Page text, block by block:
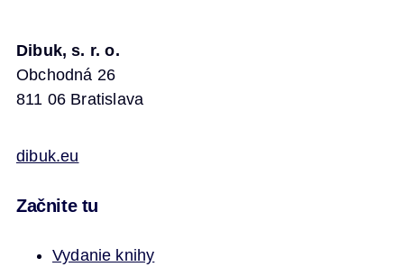
Dibuk, s. r. o.
Obchodná 26
811 06 Bratislava
dibuk.eu
Začnite tu
Vydanie knihy